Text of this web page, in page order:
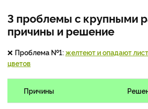
3 проблемы с крупными
причины и решение
❌ Проблема №1:желтеют и опадают
цветов
Причины